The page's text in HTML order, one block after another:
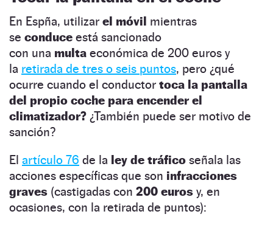
En Espña, utilizar el móvil mientras
se conduce está sancionado
con una multa económica de 200 euros y
la retirada de tres o seis puntos, pero ¿qué
ocurre cuando el conductor toca la pantalla
del propio coche para encender el
climatizador? ¿También puede ser motivo de
sanción?
El artículo 76 de la ley de tráfico señala las
acciones específicas que son infracciones
graves (castigadas con 200 euros y, en
ocasiones, con la retirada de puntos):